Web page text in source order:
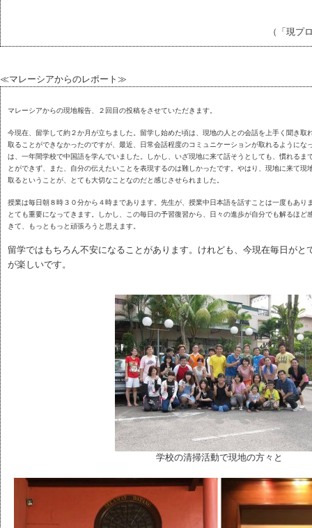
（「現プ
≪マレーシアからのレポート≫
マレーシアからの現地報告、２回目の投稿をさせていただきます。
今現在、留学して約２か月が立ちました。留学し始めた頃は、現地の人との会話を上手く聞き取
取ることができなかったのですが、最近、日常会話程度のコミュニケーションが取れるようにな
は、一年間学校で中国語を学んでいました。しかし、いざ現地に来て話そうとしても、慣れるま
とができず、また、自分の伝えたいことを表現するのは難しかったです。やはり、現地に来て現
取るということが、とても大切なことなのだと感じさせられました。
授業は毎日朝８時３０分から４時まであります。先生が、授業中日本語を話すことは一度もあり
とても重要になってきます。しかし、この毎日の予習復習から、日々の進歩が自分でも解るほど
きて、もっともっと頑張ろうと思えます。
留学ではもちろん不安になることがあります。けれども、今現在毎日がと
が楽しいです。
学校の清掃活動で現地の方々と